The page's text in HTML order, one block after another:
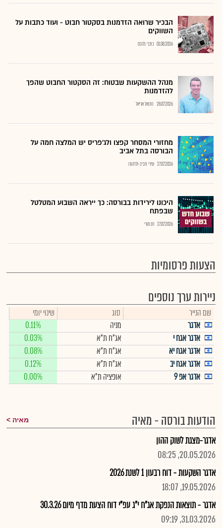
הבכיר שרואה הזדמנות בסקטור חבוט - ועוד כתבות על
השווקים
01.08.2026 כתבי גלובס
מנהל ההשקעות שבטוח: זה הסקטור החבוט שהפך
להזדמנות
28.07.2026 נתנאל אריאל
מחזורי המסחר קפצו ולג'פריס יש המלצה חמה על
הבורסה בתל אביב
27.07.2026 שירי חביב-ולדהורן
היכונו לירידות בבורסה: כך ייראה השבוע המטלטל
שבפתח
27.07.2026 רם מורי
הצעות פרסומיות
ניירות ערך נוספים
שם הנייר סוג
שינוי יומי
אדגר
מניה
0.11%
אדגר אגח י
אג"ח ת"א
0.03%
אדגר אגח יא
אג"ח ת"א
0.08%
אדגר אגח יב
אג"ח ת"א
0.12%
אדגר אפ 9
אופציה ת"א 0.00%
הודעות בורסה - מאיה מאיה
אדגר-מצגת לשוק ההון
20.05.2026, 08:25
אדגר השקעות - דוח רבעון 1 לשנת 2026
19.05.2026, 18:07
אדגר - תוצאות הנפקת אג"ח י"ג עפ"י דוח הצעת מדף מיום 30.3.26
31.03.2026, 09:19